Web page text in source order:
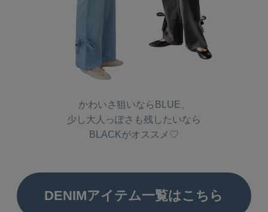
かわいさ狙いならBLUE、
少し大人っぽさも残したいなら
BLACKがオススメ♡
DENIMアイテム一覧はこちら